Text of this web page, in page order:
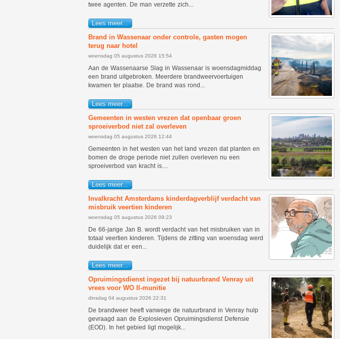
twee agenten. De man verzette zich...
Lees meer...
Brand in Wassenaar onder controle, gasten mogen
terug naar hotel
woensdag 05 augustus 2026 15:54
Aan de Wassenaarse Slag in Wassenaar is woensdagmiddag
een brand uitgebroken. Meerdere brandweervoertuigen
kwamen ter plaatse. De brand was rond...
Lees meer...
Gemeenten in westen vrezen dat openbaar groen
sproeiverbod niet zal overleven
woensdag 05 augustus 2026 12:44
Gemeenten in het westen van het land vrezen dat planten en
bomen de droge periode niet zullen overleven nu een
sproeiverbod van kracht is....
Lees meer...
Invalkracht Amsterdams kinderdagverblijf verdacht van
misbruik veertien kinderen
woensdag 05 augustus 2026 09:23
De 66-jarige Jan B. wordt verdacht van het misbruiken van in
totaal veertien kinderen. Tijdens de zitting van woensdag werd
duidelijk dat er een...
Lees meer...
Opruimingsdienst ingezet bij natuurbrand Venray uit
vrees voor WO II-munitie
dinsdag 04 augustus 2026 22:31
De brandweer heeft vanwege de natuurbrand in Venray hulp
gevraagd aan de Explosieven Opruimingsdienst Defensie
(EOD). In het gebied ligt mogelijk...